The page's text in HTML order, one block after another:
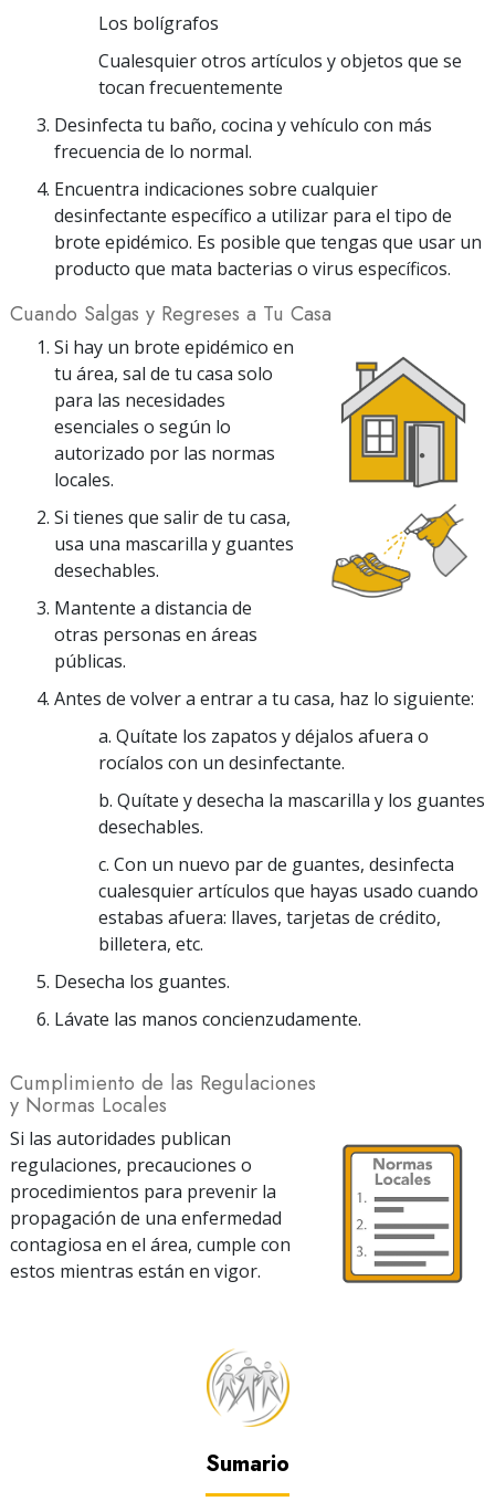
Los bolígrafos
Cualesquier otros artículos y objetos que se
tocan frecuentemente
Desinfecta tu baño, cocina y vehículo con más
frecuencia de lo normal.
Encuentra indicaciones sobre cualquier
desinfectante específico a utilizar para el tipo de
brote epidémico. Es posible que tengas que usar un
producto que mata bacterias o virus específicos.
Cuando Salgas y Regreses a Tu Casa
Si hay un brote epidémico en
tu área, sal de tu casa solo
para las necesidades
esenciales o según lo
autorizado por las normas
locales.
Si tienes que salir de tu casa,
usa una mascarilla y guantes
desechables.
Mantente a distancia de
otras personas en áreas
públicas.
Antes de volver a entrar a tu casa, haz lo siguiente:
a. Quítate los zapatos y déjalos afuera o
rocíalos con un desinfectante.
b. Quítate y desecha la mascarilla y los guantes
desechables.
c. Con un nuevo par de guantes, desinfecta
cualesquier artículos que hayas usado cuando
estabas afuera: llaves, tarjetas de crédito,
billetera, etc.
Desecha los guantes.
Lávate las manos concienzudamente.
Cumplimiento de las Regulaciones
y Normas Locales
Si las autoridades publican
regulaciones, precauciones o
procedimientos para prevenir la
propagación de una enfermedad
contagiosa en el área, cumple con
estos mientras están en vigor.
Sumario